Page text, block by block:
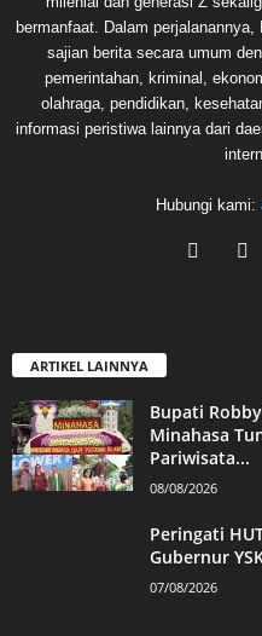
bermanfaat. Dalam
sajian berita secara umum
pemerintahan, kriminal,
olahraga, pendidikan,
informasi peristiwa lainnya dari
Hubungi kami:
ARTIKEL LAINNYA
Bupati
Minahasa
Pariwisata...
08/08/2026
Peringati
Gubernur
07/08/2026